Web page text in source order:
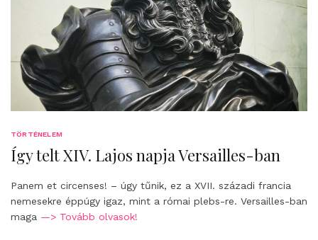
TÖRTÉNELEM
Így telt XIV. Lajos napja Versailles-ban
Panem et circenses! – úgy tűnik, ez a XVII. századi francia
nemesekre éppúgy igaz, mint a római plebs-re. Versailles-ban
maga —> Tovább olvasok!